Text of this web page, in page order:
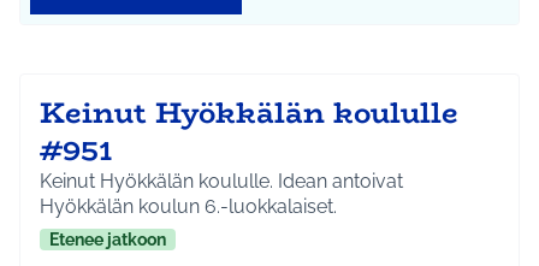
Keinut Hyökkälän koululle
#951
Keinut Hyökkälän koululle. Idean antoivat
Hyökkälän koulun 6.-luokkalaiset.
Etenee jatkoon